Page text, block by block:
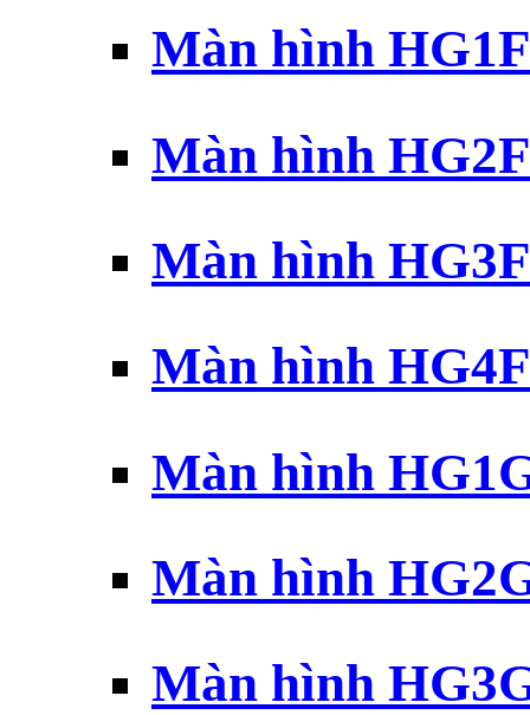
Màn hình
Màn hình
Màn hình
Màn hình
Màn hình
Màn hình
Màn hình